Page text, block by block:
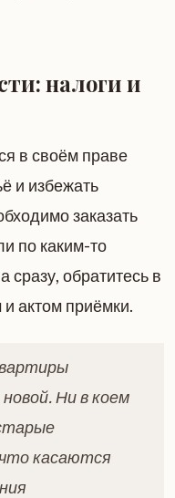
налоги и
в своём праве
и избежать
заказать
по каким-то
обратитесь в
актом приёмки.
Ни в коем
касаются